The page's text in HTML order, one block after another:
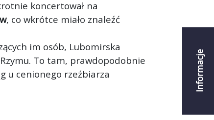
Informacje
koncertował na
, co wkrótce miało znaleźć
im osób, Lubomirska
To tam, prawdopodobnie
u cenionego rzeźbiarza